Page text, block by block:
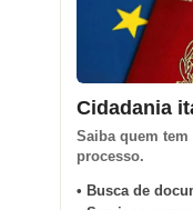
Cidadania
Saiba quem
processo.
• Busca de